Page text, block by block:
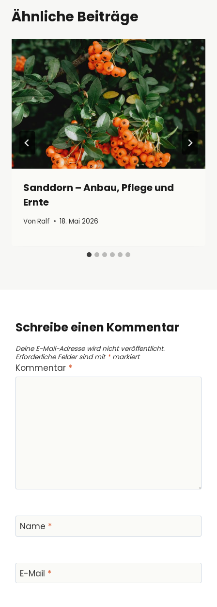
Ähnliche Beiträge
Sanddorn – Anbau, Pflege und
Ernte
Von Ralf 18. Mai 2026
Schreibe einen Kommentar
Deine E-Mail-Adresse wird nicht veröffentlicht.
Erforderliche Felder sind mit *markiert
Kommentar *
Name *
E-Mail *